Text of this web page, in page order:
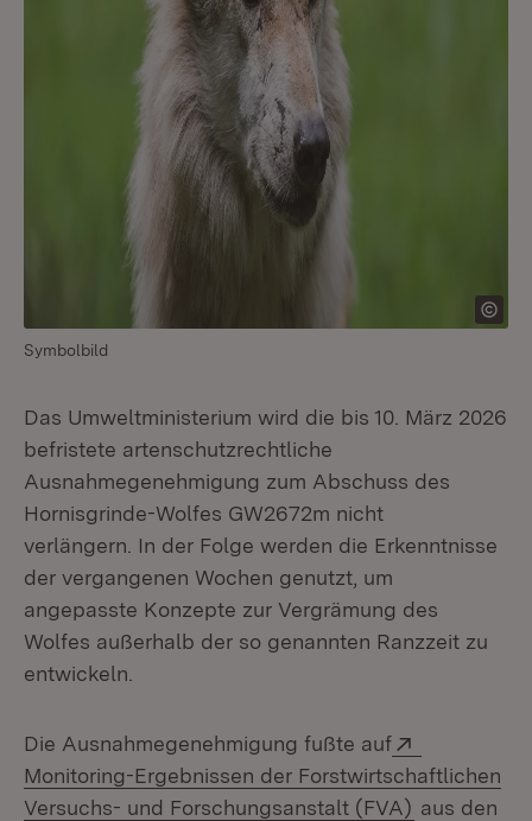
Symbolbild
Das Umweltministerium wird die bis 10. März 2026
befristete artenschutzrechtliche
Ausnahmegenehmigung zum Abschuss des
Hornisgrinde-Wolfes GW2672m nicht
verlängern. In der Folge werden die Erkenntnisse
der vergangenen Wochen genutzt, um
angepasste Konzepte zur Vergrämung des
Wolfes außerhalb der so genannten Ranzzeit zu
entwickeln.
Die Ausnahmegenehmigung fußte auf
Monitoring-Ergebnissen der Forstwirtschaftlichen
Versuchs- und Forschungsanstalt (FVA) (Öffnet in
aus den